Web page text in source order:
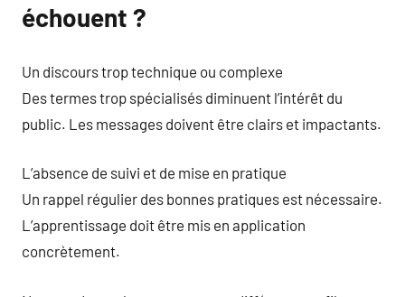
échouent ?
Un discours trop technique ou complexe
Des termes trop spécialisés diminuent l’intérêt du
public. Les messages doivent être clairs et impactants.
L’absence de suivi et de mise en pratique
Un rappel régulier des bonnes pratiques est nécessaire.
L’apprentissage doit être mis en application
concrètement.